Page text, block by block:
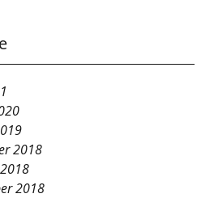
2018
2018